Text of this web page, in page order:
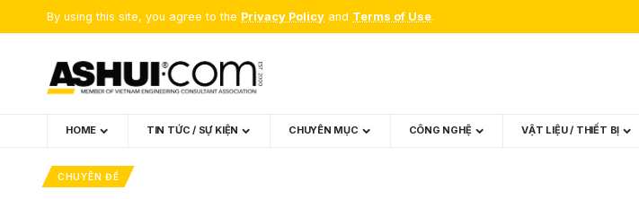
By using this site, you agree to the Privacy Policy and Terms of Use.
HOME TIN TỨC / SỰ KIỆN CHUYÊN MỤC CÔNG NGHỆ VẬT LIỆU / THIẾT BỊ
CHUYÊN ĐỀ